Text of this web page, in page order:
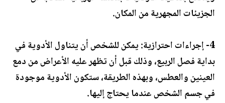
الجزيئات المجهرية من المكان.
4- إجراءات احترازية: يمكن للشخص أن يتناول الأدوية في
بداية فصل الربيع، وذلك قبل أن تظهر عليه الأعراض من دمع
العينين والعطس، وبهذه الطريقة، ستكون الأدوية موجودة
في جسم الشخص عندما يحتاج إليها.